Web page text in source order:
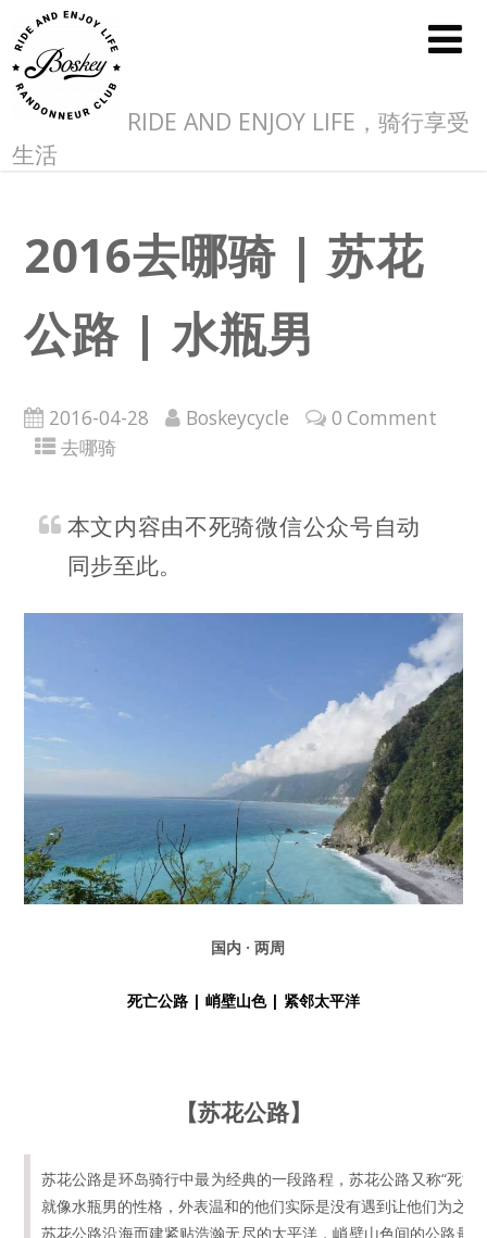
RIDE AND ENJOY LIFE，骑行享受
生活
2016去哪骑 | 苏花
公路 | 水瓶男
2016-04-28 Boskeycycle
0 Comment
去哪骑
本文内容由不死骑微信公众号自动
同步至此。
国内 · 两周
死亡公路 | 峭壁山色 | 紧邻太平洋
【苏花公路】
苏花公路是环岛骑行中最为经典的一段路程，苏花公路又称“死亡
就像水瓶男的性格，外表温和的他们实际是没有遇到让他们为之
苏花公路沿海而建紧贴浩瀚无尽的太平洋，峭壁山色间的公路最